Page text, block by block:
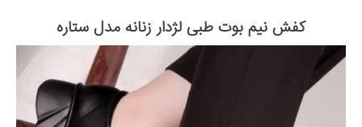
کفش نیم بوت طبی لژدار زنانه مدل ستاره